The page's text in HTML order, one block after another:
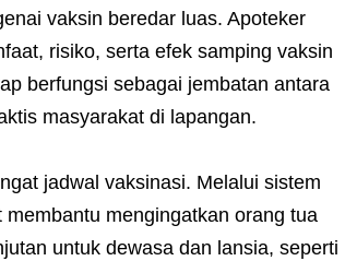
vaksin beredar luas. Apoteker
risiko, serta efek samping vaksin
berfungsi sebagai jembatan antara
masyarakat di lapangan.
jadwal vaksinasi. Melalui sistem
mengingatkan orang tua
untuk dewasa dan lansia, seperti